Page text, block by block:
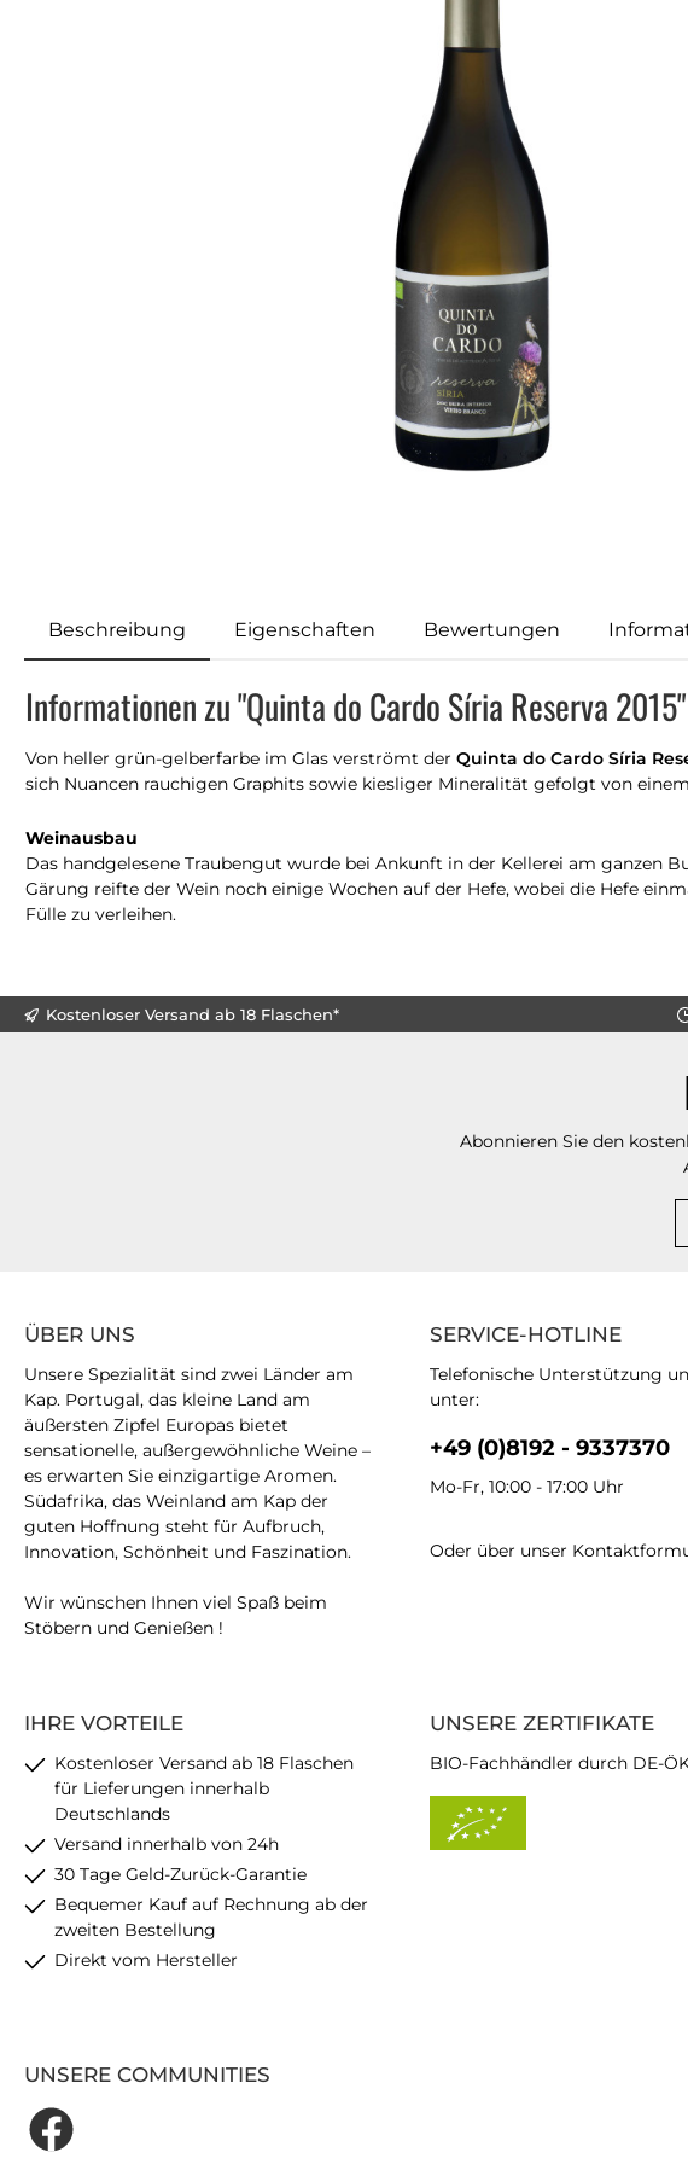
Beschreibung Eigenschaften Bewertungen
Informationen zu "Quinta do Cardo Síria Reserva 2015"
Von heller grün-gelberfarbe im Glas verströmt der Quinta do Cardo Síria
sich Nuancen rauchigen Graphits sowie kiesliger Mineralität gefolgt von
Weinausbau
Das handgelesene Traubengut wurde bei Ankunft in der Kellerei am ganzen
Gärung reifte der Wein noch einige Wochen auf der Hefe, wobei die Hefe
Fülle zu verleihen.
Kostenloser Versand ab 18 Flaschen*
Abonnieren Sie den
SERVICE-HOTLINE
Telefonische Unterstützung
unter:
+49 (0)8192 - 9337370
Mo-Fr, 10:00 - 17:00 Uhr
Oder über unser
IHRE VORTEILE
Kostenloser Versand ab 18 Flaschen
für Lieferungen innerhalb
Deutschlands
Versand innerhalb von 24h
30 Tage Geld-Zurück-Garantie
Bequemer Kauf auf Rechnung ab der
zweiten Bestellung
Direkt vom Hersteller
ÜBER UNS
Unsere Spezialität sind zwei Länder am
Kap. Portugal, das kleine Land am
äußersten Zipfel Europas bietet
sensationelle, außergewöhnliche Weine –
es erwarten Sie einzigartige Aromen.
Südafrika, das Weinland am Kap der
guten Hoffnung steht für Aufbruch,
Innovation, Schönheit und Faszination.
Wir wünschen Ihnen viel Spaß beim
Stöbern und Genießen !
UNSERE ZERTIFIKATE
BIO-Fachhändler durch DE-
UNSERE COMMUNITIES